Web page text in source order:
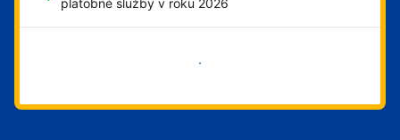
platobné služby v roku 2026